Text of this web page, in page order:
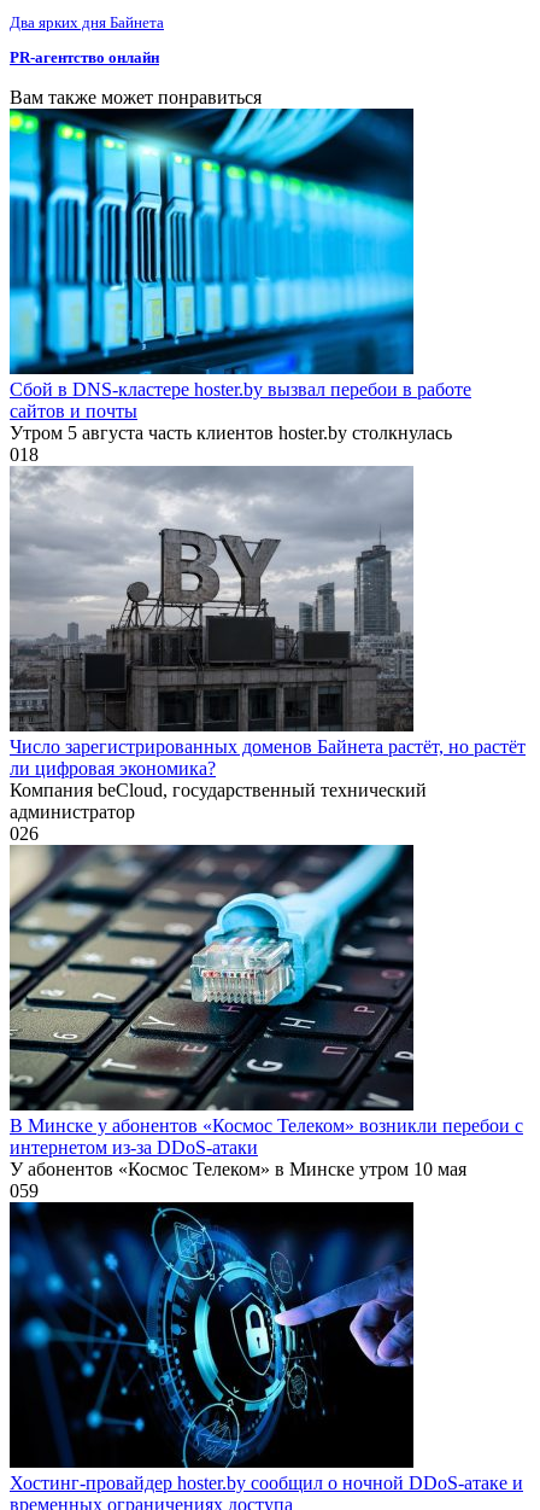
Два ярких дня Байнета
PR-агентство онлайн
Вам также может понравиться
Сбой в DNS-кластере hoster.by вызвал перебои в работе
сайтов и почты
Утром 5 августа часть клиентов hoster.by столкнулась
018
Число зарегистрированных доменов Байнета растёт, но растёт
ли цифровая экономика?
Компания beCloud, государственный технический
администратор
026
В Минске у абонентов «Космос Телеком» возникли перебои с
интернетом из-за DDoS-атаки
У абонентов «Космос Телеком» в Минске утром 10 мая
059
Хостинг-провайдер hoster.by сообщил о ночной DDoS-атаке и
временных ограничениях доступа